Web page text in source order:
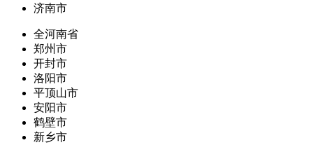
济南市
全河南省
郑州市
开封市
洛阳市
平顶山市
安阳市
鹤壁市
新乡市